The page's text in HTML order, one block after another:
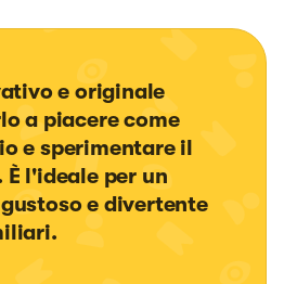
e originale
a piacere come
e sperimentare il
l'ideale per un
e divertente